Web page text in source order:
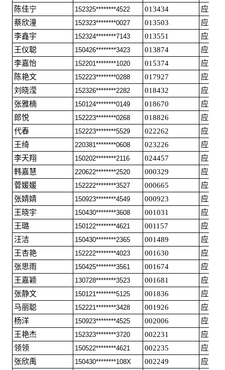
陈佳宁
152325********4522 013434
应届
蔡欣潼
152323********0027 013503
应届
李鑫宇
152324********7143 013551
应届
王仪聪
150426********3423 013874
应届
李嘉怡
152201********1020 015374
应届
陈艳文
152223********0288 017927
应届
刘晓滢
152326********2282 018432
应届
张雅楠
150124********0149 018670
应届
郎悦
152223********0268 018826
应届
代春
152223********5529 022262
应届
王绮
220381********0608 023226
应届
李天翔
150202********2116 024457
应届
韩嘉慧
220622********2520 000329
应届
菅媛媛
152222********3527 000665
应届
张婧婧
150923********4549 000923
应届
王晓宇
150430********3608 001031
应届
王璐
150122********4621 001157
应届
汪洁
150430********2365 001489
应届
王杏艳
152222********4023 001630
应届
张思雨
150425********3561 001674
应届
王嘉颖
130728********3523 001681
应届
张静文
150121********5125 001836
应届
马丽聪
152221********3428 001926
应届
杨洋
150923********4525 002006
应届
王艳杰
152323********3720 002231
应届
领领
150522********4621 002235
应届
张欣禹
150430********108X 002249
应届